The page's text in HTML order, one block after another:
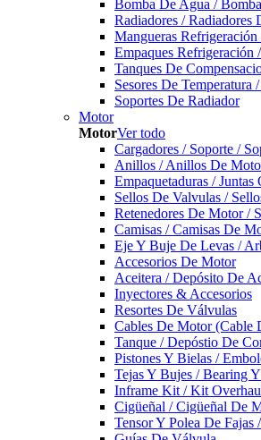
Bomba De Agua /
Radiadores /
Mangueras
Empaques Refrigeración
Tanques De
Sesores De Temperatura
Soportes De Radiador
Motor
MotorVer todo
Cargadores / Soporte /
Anillos / Anillos De
Empaquetaduras /
Sellos De Valvulas /
Retenedores De Motor /
Camisas / Camisas De
Eje Y Buje De Levas /
Accesorios De Motor
Aceitera / Depósito De
Inyectores & Accesorios
Resortes De Válvulas
Cables De Motor (Cable
Tanque / Depóstio De
Pistones Y Bielas /
Tejas Y Bujes / Bearing
Inframe Kit / Kit
Cigüeñal / Cigüeñal De
Tensor Y Polea De Fajas